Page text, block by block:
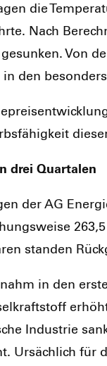
die
Nach
Von
den
drei Quar­ta­len
der AG
stan­den
in den
Indus­trie
Ursäch­lich